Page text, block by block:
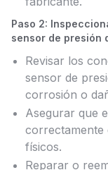
Paso 2:
sensor de presión
Revisar los
sensor de
corrosión o
Asegurar que
correctamente
físicos.
Reparar o